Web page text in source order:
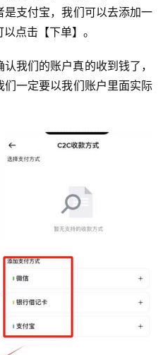
支付宝，我们可以去添加一
点击【下单】。
我们的账户真的收到钱了，
一定要以我们账户里面实际